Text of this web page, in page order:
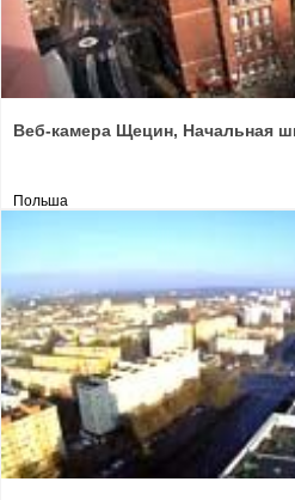
Веб-камера Щецин, Начальная
Польша